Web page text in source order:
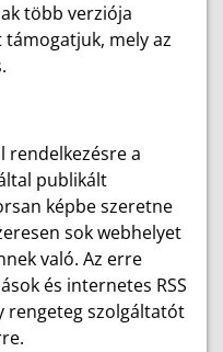
több verziója
támogatjuk, mely az
rendelkezésre a
publikált
képbe szeretne
sok webhelyet
való. Az erre
és internetes RSS
rengeteg szolgáltatót